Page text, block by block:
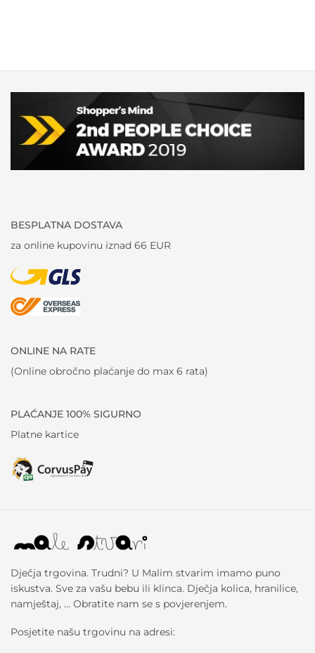
BESPLATNA DOSTAVA
za online kupovinu iznad 66 EUR
ONLINE NA RATE
(Online obročno plaćanje do max 6 rata)
PLAĆANJE 100% SIGURNO
Platne kartice
Dječja trgovina. Trudni? U Malim stvarim imamo puno
iskustva. Sve za vašu bebu ili klinca. Dječja kolica, hranilice,
namještaj, … Obratite nam se s povjerenjem.
Posjetite našu trgovinu na adresi: